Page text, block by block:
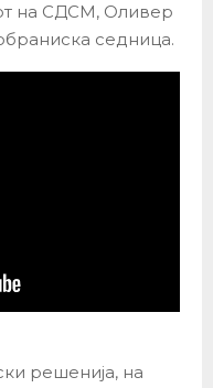
на СДСМ, Оливер
седница.
решенија, на